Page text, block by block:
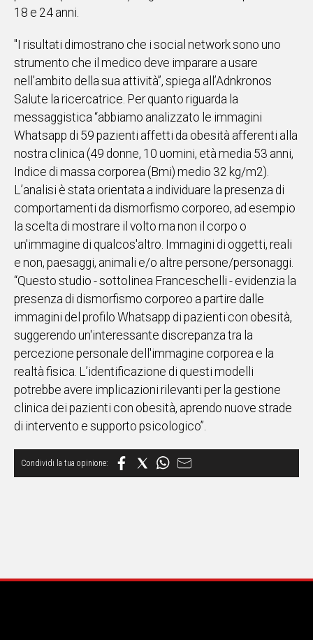
18 e 24 anni.
"I risultati dimostrano che i social network sono uno
strumento che il medico deve imparare a usare
nell’ambito della sua attività”, spiega all’Adnkronos
Salute la ricercatrice. Per quanto riguarda la
messaggistica “abbiamo analizzato le immagini
Whatsapp di 59 pazienti affetti da obesità afferenti alla
nostra clinica (49 donne, 10 uomini, età media 53 anni,
Indice di massa corporea (Bmi) medio 32 kg/m2).
L’analisi è stata orientata a individuare la presenza di
comportamenti da dismorfismo corporeo, ad esempio
la scelta di mostrare il volto ma non il corpo o
un'immagine di qualcos'altro. Immagini di oggetti, reali
e non, paesaggi, animali e/o altre persone/personaggi.
“Questo studio - sottolinea Franceschelli - evidenzia la
presenza di dismorfismo corporeo a partire dalle
immagini del profilo Whatsapp di pazienti con obesità,
suggerendo un'interessante discrepanza tra la
percezione personale dell'immagine corporea e la
realtà fisica. L’identificazione di questi modelli
potrebbe avere implicazioni rilevanti per la gestione
clinica dei pazienti con obesità, aprendo nuove strade
di intervento e supporto psicologico”.